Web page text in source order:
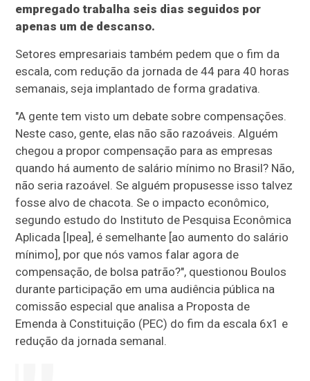
empregado trabalha seis dias seguidos por
apenas um de descanso.
Setores empresariais também pedem que o fim da
escala, com redução da jornada de 44 para 40 horas
semanais, seja implantado de forma gradativa.
"A gente tem visto um debate sobre compensações.
Neste caso, gente, elas não são razoáveis. Alguém
chegou a propor compensação para as empresas
quando há aumento de salário mínimo no Brasil? Não,
não seria razoável. Se alguém propusesse isso talvez
fosse alvo de chacota. Se o impacto econômico,
segundo estudo do Instituto de Pesquisa Econômica
Aplicada [Ipea], é semelhante [ao aumento do salário
mínimo], por que nós vamos falar agora de
compensação, de bolsa patrão?", questionou Boulos
durante participação em uma audiência pública na
comissão especial que analisa a Proposta de
Emenda à Constituição (PEC) do fim da escala 6x1 e
redução da jornada semanal.